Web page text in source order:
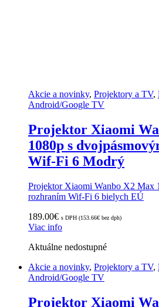
Akcie a novinky, Projektory a TV,
Android/Google TV
Projektor Xiaomi
1080p s
Wif-Fi 6 Modrý
Projektor Xiaomi Wanbo X2 Max
rozhraním Wif-Fi 6 bielych EÚ
189.00€ s DPH (153.66€ bez dph)
Viac info
Aktuálne nedostupné
Akcie a novinky, Projektory a TV,
Android/Google TV
Projektor Xiaomi